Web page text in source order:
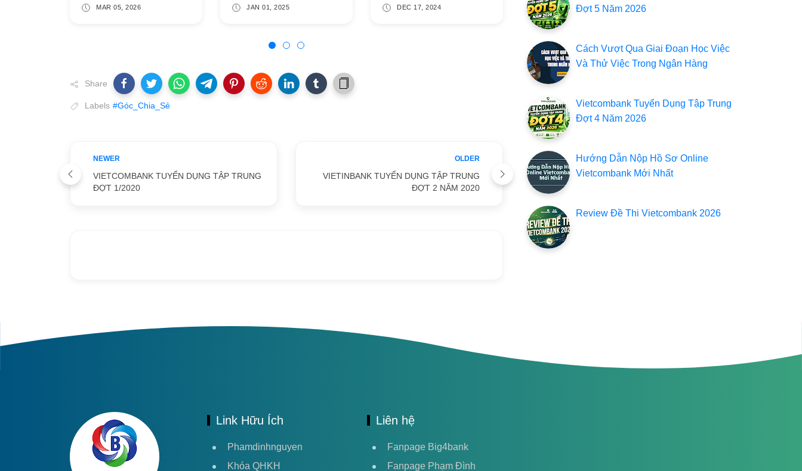
MAR 05, 2026 JAN 01, 2025 DEC 17, 2024 JAN 06, 2025
Share
Labels #Góc_Chia_Sẻ
NEWER
VIETCOMBANK TUYỂN DỤNG TẬP TRUNG
ĐỢT 1/2020
OLDER
VIETINBANK TUYỂN DỤNG TẬP TRUNG
ĐỢT 2 NĂM 2020
Đợt 5 Năm 2026
Cách Vượt Qua Giai Đoạn Học Việc
Và Thử Việc Trong Ngân Hàng
Vietcombank Tuyển Dụng Tập Trung
Đợt 4 Năm 2026
Hướng Dẫn Nộp Hồ Sơ Online
Vietcombank Mới Nhất
Review Đề Thi Vietcombank 2026
Link Hữu Ích
Phamdinhnguyen
Khóa QHKH
Liên hệ
Fanpage Big4bank
Fanpage Phạm Đình